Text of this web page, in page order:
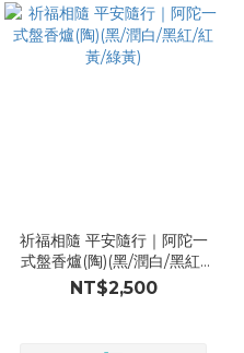
祈福相隨 平安隨行｜阿陀一
式盤香爐(陶)(黑/潤白/黑紅/
紅黃/綠黃)
NT$2,500